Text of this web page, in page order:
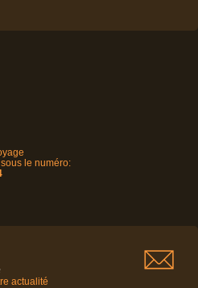
le numéro:
actualité